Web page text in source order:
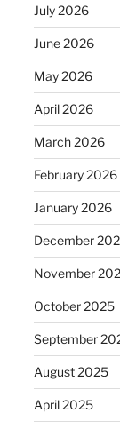
July 2026
June 2026
May 2026
April 2026
March 2026
February 2026
January 2026
December
November
October 2025
September
August 2025
April 2025